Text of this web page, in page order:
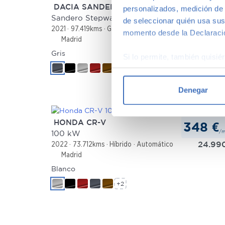
personalizados, medición
de seleccionar quién usa
momento desde la
Si lo permite, también
Recopilar
Obtenga más información
Las cookies de este sitio
y analizar el tráfico.
redes sociales, publicidad
que hayan recopilado a
Denegar
DACIA SANDERO
Sandero Stepway Essential TCe 67 kW (90 CV)
2021 97.419kms Gasolina
Manual
Madrid
165 €
Gris
+2
HONDA CR-V
100 kW
2022 73.712kms Híbrido
Automático
Madrid
348 €/
Blanco
+2